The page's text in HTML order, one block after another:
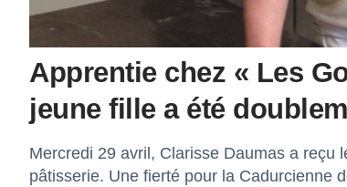
Apprentie chez « Les
jeune fille a été
Mercredi 29 avril, Clarisse Daumas a reçu
pâtisserie. Une fierté pour la Cadurcienne